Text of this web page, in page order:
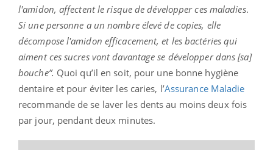
l'amidon, affectent le risque de développer ces maladies.
Si une personne a un nombre élevé de copies, elle
décompose l'amidon efficacement, et les bactéries qui
aiment ces sucres vont davantage se développer dans [sa]
bouche”. Quoi qu’il en soit, pour une bonne hygiène
dentaire et pour éviter les caries, l’Assurance Maladie
recommande de se laver les dents au moins deux fois
par jour, pendant deux minutes.